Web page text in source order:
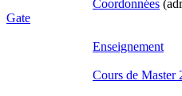
Coordonnées
Gate
Enseignement
Cours de Master